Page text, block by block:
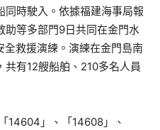
時駛入。依據福建海事局報
助等多部門9日共同在金門水
救援演練。演練在金門島南
有12艘船舶、210多名人員
14604」、「14608」、